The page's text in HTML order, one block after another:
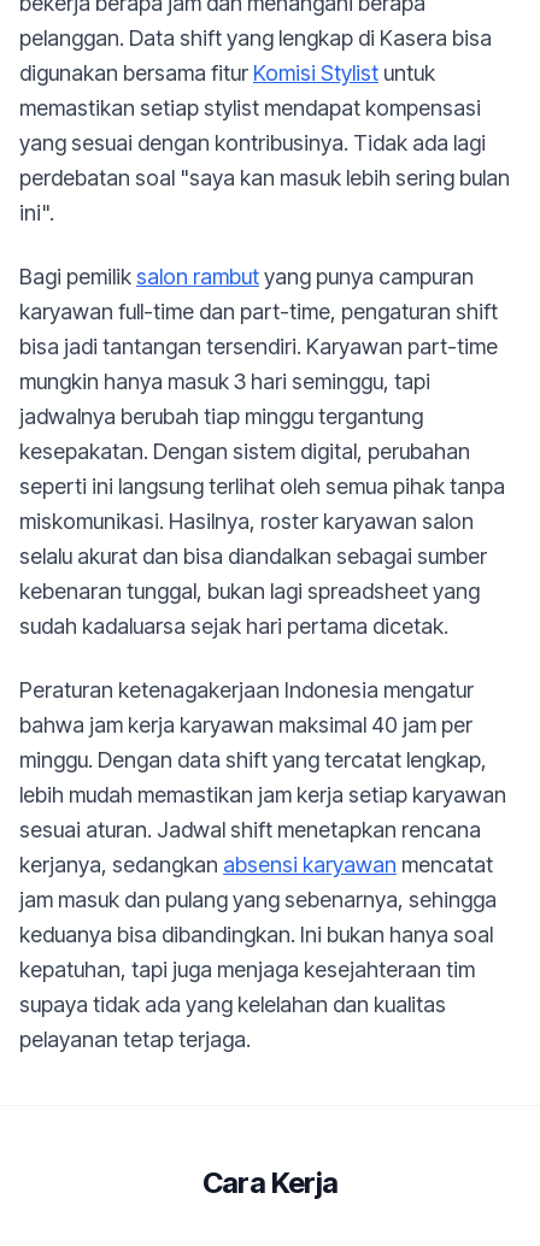
pelanggan. Data shift yang lengkap di Kasera bisa
digunakan bersama fitur Komisi Stylist untuk
memastikan setiap stylist mendapat kompensasi
yang sesuai dengan kontribusinya. Tidak ada lagi
perdebatan soal "saya kan masuk lebih sering bulan
ini".
Bagi pemiliksalon rambutyang punya campuran
karyawan full-time dan part-time, pengaturan shift
bisa jadi tantangan tersendiri. Karyawan part-time
mungkin hanya masuk 3 hari seminggu, tapi
jadwalnya berubah tiap minggu tergantung
kesepakatan. Dengan sistem digital, perubahan
seperti ini langsung terlihat oleh semua pihak tanpa
miskomunikasi. Hasilnya, roster karyawan salon
selalu akurat dan bisa diandalkan sebagai sumber
kebenaran tunggal, bukan lagi spreadsheet yang
sudah kadaluarsa sejak hari pertama dicetak.
Peraturan ketenagakerjaan Indonesia mengatur
bahwa jam kerja karyawan maksimal 40 jam per
minggu. Dengan data shift yang tercatat lengkap,
lebih mudah memastikan jam kerja setiap karyawan
sesuai aturan. Jadwal shift menetapkan rencana
kerjanya, sedangkan absensi karyawan mencatat
jam masuk dan pulang yang sebenarnya, sehingga
keduanya bisa dibandingkan. Ini bukan hanya soal
kepatuhan, tapi juga menjaga kesejahteraan tim
supaya tidak ada yang kelelahan dan kualitas
pelayanan tetap terjaga.
Cara Kerja